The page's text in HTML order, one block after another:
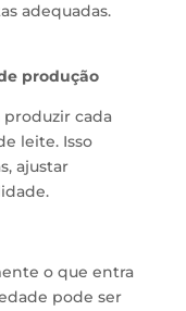
adequadas.
produção
cada
leite. Isso
ajustar
o que entra
pode ser